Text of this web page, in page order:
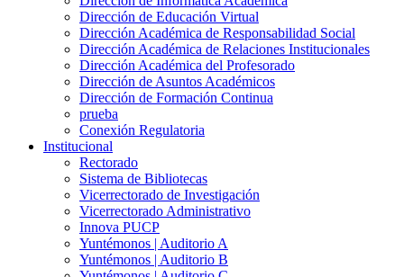
Dirección de Educación Virtual
Dirección Académica de Responsabilidad Social
Dirección Académica de Relaciones Institucionales
Dirección Académica del Profesorado
Dirección de Asuntos Académicos
Dirección de Formación Continua
prueba
Conexión Regulatoria
Institucional
Rectorado
Sistema de Bibliotecas
Vicerrectorado de Investigación
Vicerrectorado Administrativo
Innova PUCP
Yuntémonos | Auditorio A
Yuntémonos | Auditorio B